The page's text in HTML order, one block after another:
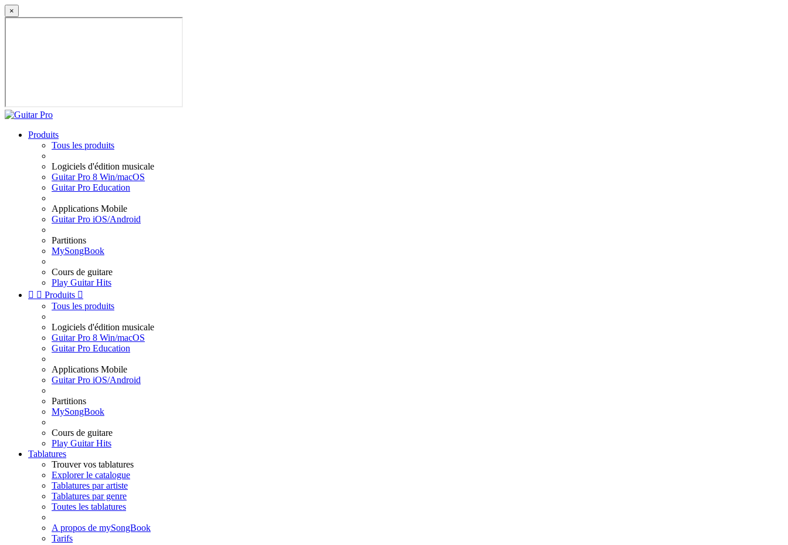
×
Produits
Tous les produits
Logiciels d'édition musicale
Guitar Pro 8 Win/macOS
Guitar Pro Education
Applications Mobile
Guitar Pro iOS/Android
Partitions
MySongBook
Cours de guitare
Play Guitar Hits
  Produits 
Tous les produits
Logiciels d'édition musicale
Guitar Pro 8 Win/macOS
Guitar Pro Education
Applications Mobile
Guitar Pro iOS/Android
Partitions
MySongBook
Cours de guitare
Play Guitar Hits
Tablatures
Trouver vos tablatures
Explorer le catalogue
Tablatures par artiste
Tablatures par genre
Toutes les tablatures
A propos de mySongBook
Tarifs